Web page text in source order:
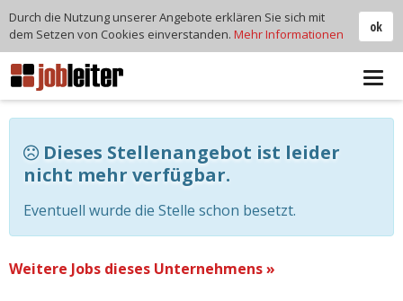
Dieses Stellenangebot ist leider
nicht mehr verfügbar.
Eventuell wurde die Stelle schon besetzt.
Weitere Jobs dieses Unternehmens »
ok
Durch die Nutzung unserer Angebote erklären Sie sich mit
dem Setzen von Cookies einverstanden. Mehr Informationen